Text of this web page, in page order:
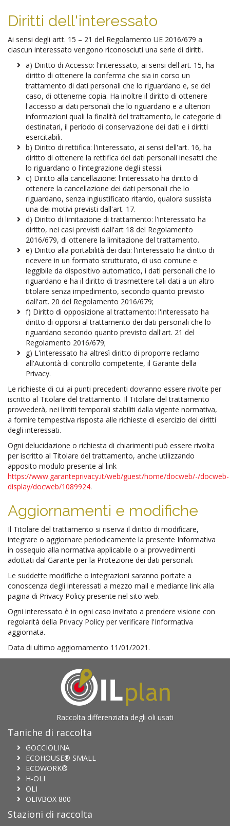
Diritti dell'interessato
Ai sensi degli artt. 15 – 21 del Regolamento UE 2016/679 a
ciascun interessato vengono riconosciuti una serie di diritti.
a) Diritto di Accesso: l'interessato, ai sensi dell'art. 15, ha
diritto di ottenere la conferma che sia in corso un
trattamento di dati personali che lo riguardano e, se del
caso, di ottenerne copia. Ha inoltre il diritto di ottenere
l'accesso ai dati personali che lo riguardano e a ulteriori
informazioni quali la finalità del trattamento, le categorie di
destinatari, il periodo di conservazione dei dati e i diritti
esercitabili.
b) Diritto di rettifica: l'interessato, ai sensi dell'art. 16, ha
diritto di ottenere la rettifica dei dati personali inesatti che
lo riguardano o l'integrazione degli stessi.
c) Diritto alla cancellazione: l'interessato ha diritto di
ottenere la cancellazione dei dati personali che lo
riguardano, senza ingiustificato ritardo, qualora sussista
una dei motivi previsti dall'art. 17.
d) Diritto di limitazione di trattamento: l'interessato ha
diritto, nei casi previsti dall'art 18 del Regolamento
2016/679, di ottenere la limitazione del trattamento.
e) Diritto alla portabilità dei dati: l'interessato ha diritto di
ricevere in un formato strutturato, di uso comune e
leggibile da dispositivo automatico, i dati personali che lo
riguardano e ha il diritto di trasmettere tali dati a un altro
titolare senza impedimento, secondo quanto previsto
dall'art. 20 del Regolamento 2016/679;
f) Diritto di opposizione al trattamento: l'interessato ha
diritto di opporsi al trattamento dei dati personali che lo
riguardano secondo quanto previsto dall'art. 21 del
Regolamento 2016/679;
g) L'interessato ha altresì diritto di proporre reclamo
all'Autorità di controllo competente, il Garante della
Privacy.
Le richieste di cui ai punti precedenti dovranno essere rivolte per
iscritto al Titolare del trattamento. Il Titolare del trattamento
provvederà, nei limiti temporali stabiliti dalla vigente normativa,
a fornire tempestiva risposta alle richieste di esercizio dei diritti
degli interessati.
Ogni delucidazione o richiesta di chiarimenti può essere rivolta
per iscritto al Titolare del trattamento, anche utilizzando
apposito modulo presente al link
https://www.garanteprivacy.it/web/guest/home/docweb/-/docweb-
display/docweb/1089924.
Aggiornamenti e modifiche
Il Titolare del trattamento si riserva il diritto di modificare,
integrare o aggiornare periodicamente la presente Informativa
in ossequio alla normativa applicabile o ai provvedimenti
adottati dal Garante per la Protezione dei dati personali.
Le suddette modifiche o integrazioni saranno portate a
conoscenza degli interessati a mezzo mail e mediante link alla
pagina di Privacy Policy presente nel sito web.
Ogni interessato è in ogni caso invitato a prendere visione con
regolarità della Privacy Policy per verificare l'Informativa
aggiornata.
Data di ultimo aggiornamento 11/01/2021.
Raccolta differenziata degli oli usati
Taniche di raccolta
GOCCIOLINA
ECOHOUSE® SMALL
ECOWORK®
H-OLI
OLI
OLIVBOX 800
Stazioni di raccolta